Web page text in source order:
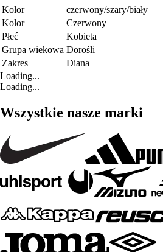
Kolor
czerwony/szary/biały
Kolor
Czerwony
Płeć
Kobieta
Grupa wiekowa Dorośli
Zakres
Diana
Loading...
Loading...
Wszystkie nasze marki